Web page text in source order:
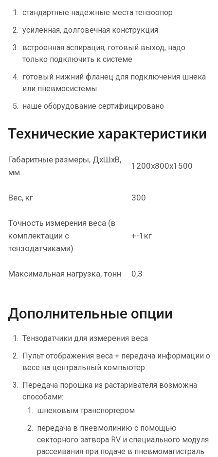
стандартные надежные места тензоопор
усиленная, долговечная конструкция
встроенная аспирация, готовый выход, надо
только подключить к системе
готовый нижний фланец для подключения шнека
или пневмосистемы
наше оборудование сертифицировано
Технические характеристики
Габаритные размеры, ДхШхВ,
мм
1200х800х1500
Вес, кг 300
Точность измерения веса (в
комплектации с
тензодатчиками)
+-1кг
Максимальная нагрузка, тонн 0,3
Дополнительные опции
Тензодатчики для измерения веса
Пульт отображения веса + передача информации о
весе на центральный компьютер
Передача порошка из растаривателя возможна
способами:
шнековым транспортером
передача в пневмолинию с помощью
секторного затвора RV и специального модуля
рассеивания при подаче в пневмомагистраль